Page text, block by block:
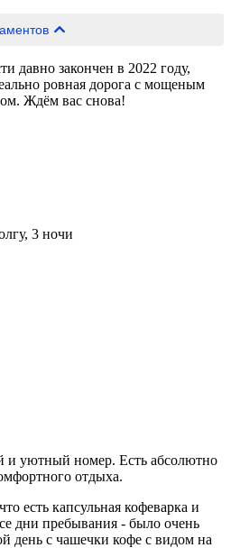
апартаментов
давно закончен в 2022 году,
ровная дорога с мощеным
Ждём вас снова!
3 ночи
уютный номер. Есть абсолютно
отдыха.
есть капсульная кофеварка и
дни пребывания - было очень
день с чашечки кофе с видом на